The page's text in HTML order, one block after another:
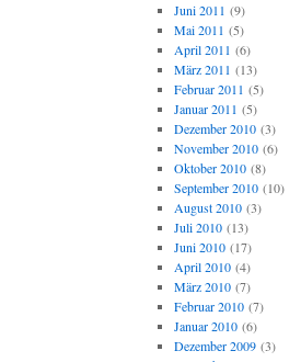
Juni 2011 (9)
Mai 2011 (5)
April 2011 (6)
März 2011 (13)
Februar 2011 (5)
Januar 2011 (5)
Dezember 2010(3)
November 2010(6)
Oktober 2010(8)
September 2010(10)
August 2010(3)
Juli 2010(13)
Juni 2010(17)
April 2010(4)
März 2010(7)
Februar 2010(7)
Januar 2010(6)
Dezember 2009(3)